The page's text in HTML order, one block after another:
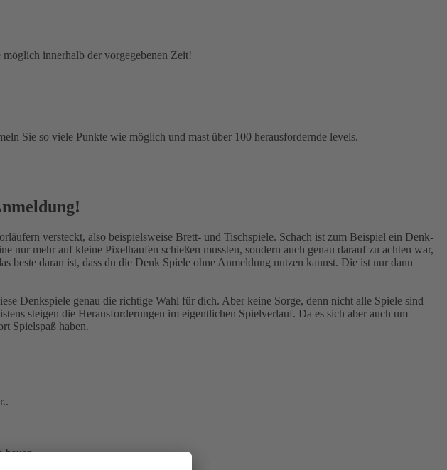
innerhalb der vorgegebenen Zeit!
Sie so viele Punkte wie möglich und mast über 100 herausfordernde levels.
versteckt, also beispielsweise Brett- und Tischspiele. Schach ist zum Beispiel ein Denk-
nur mehr auf kleine Pixelhaufen schießen mussten, sondern auch genau darauf zu achten war,
daran ist, dass du die Denk Spiele ohne Anmeldung nutzen kannst. Die ist nur dann
Denkspiele genau die richtige Wahl für dich. Aber keine Sorge, denn nicht alle Spiele sind
steigen die Herausforderungen im eigentlichen Spielverlauf. Da es sich aber auch um
Spielspaß haben.
bauen..